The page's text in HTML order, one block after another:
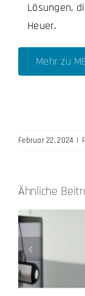
Lösungen,
Heuer.
Mehr zu
Februar 22, 2024 |
Ähnliche